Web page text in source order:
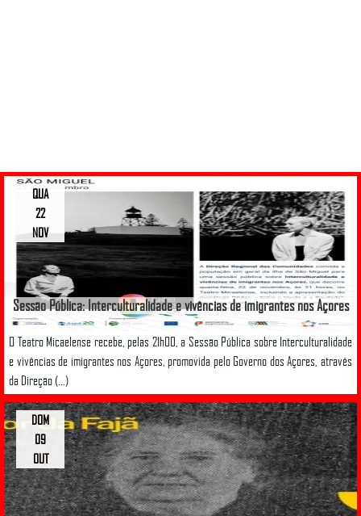
Sessão Pública: Interculturalidade e vivências de imigrantes nos Açores
O Teatro Micaelense recebe, pelas 21h00, a Sessão Pública sobre Interculturalidade
e vivências de imigrantes nos Açores, promovida pelo Governo dos Açores, através
da Direção (...)
QUA
22
NOV
DOM
09
OUT